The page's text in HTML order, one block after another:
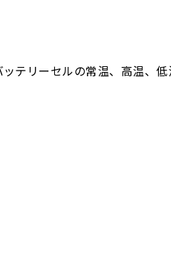
テリーセルの常温、高温、